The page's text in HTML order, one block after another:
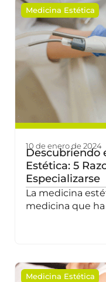
Medicina Estética
10 de enero de 2024
Descubriendo
Estética: 5
Especializarse
La medicina
medicina que
Medicina Estética